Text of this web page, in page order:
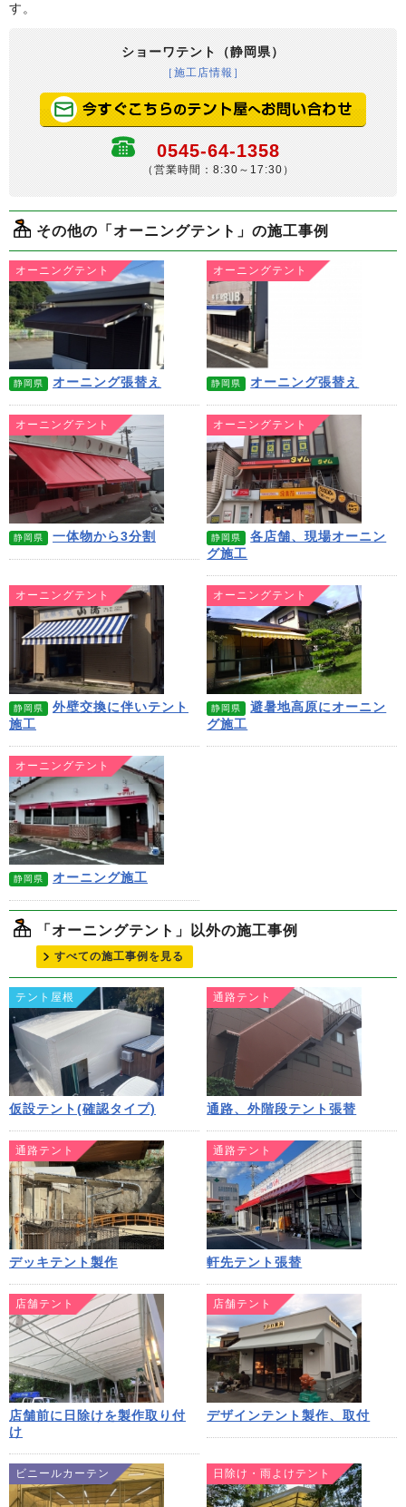
す。
ショーワテント（静岡県）
［施工店情報］
0545-64-1358
（営業時間：8:30～17:30）
その他の「オーニングテント」の施工事例
オーニングテント
静岡県 オーニング張替え
オーニングテント
静岡県 オーニング張替え
オーニングテント
静岡県 一体物から3分割
オーニングテント
静岡県
各店舗、現場オーニン
グ施工
オーニングテント
静岡県
外壁交換に伴いテント
施工
オーニングテント
静岡県
避暑地高原にオーニン
グ施工
オーニングテント
静岡県 オーニング施工
「オーニングテント」以外の施工事例
すべての施工事例を見る
テント屋根
仮設テント(確認タイプ)
通路テント
通路、外階段テント張替
通路テント
デッキテント製作
通路テント
軒先テント張替
店舗テント
店舗前に日除けを製作取り付
け
店舗テント
デザインテント製作、取付
ビニールカーテン 日除け・雨よけテント